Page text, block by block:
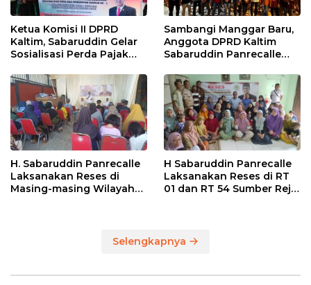
Ketua Komisi II DPRD
Kaltim, Sabaruddin Gelar
Sosialisasi Perda Pajak
Sepinggan Raya
Balikpapan
Sambangi Manggar Baru,
Anggota DPRD Kaltim
Sabaruddin Panrecalle
Balikpapan
H. Sabaruddin Panrecalle
Laksanakan Reses di
Masing-masing Wilayah
H Sabaruddin Panrecalle
Laksanakan Reses di RT
01 dan RT 54 Sumber Rejo
Selengkapnya